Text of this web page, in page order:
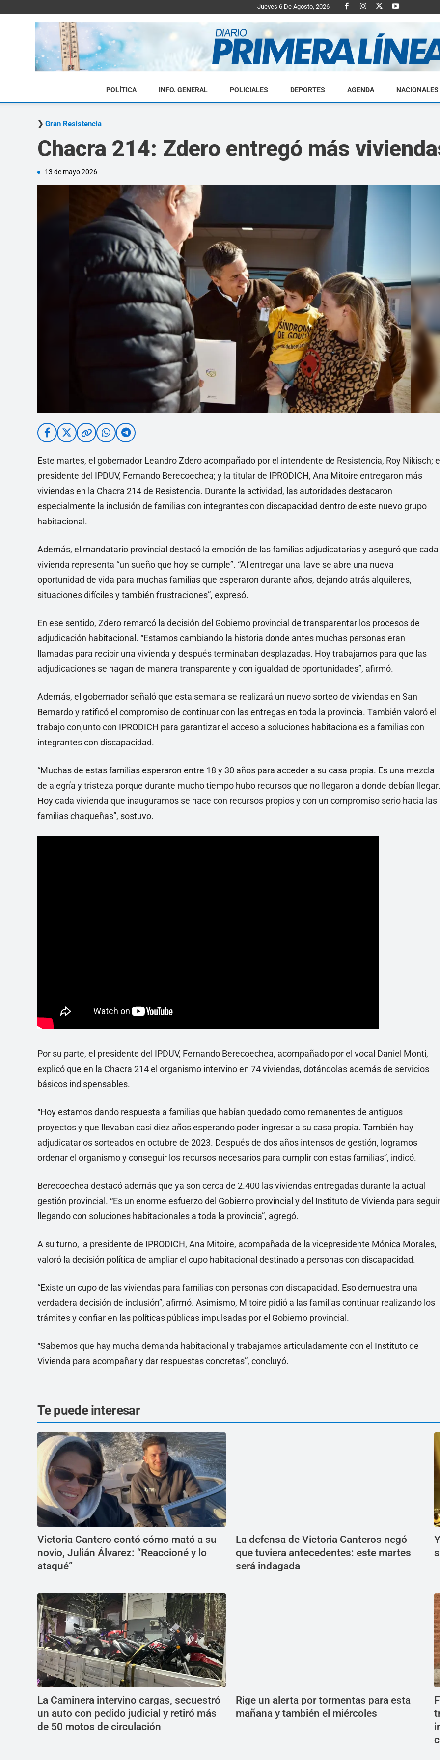
Jueves 6 De Agosto, 2026
Diario
Linea
POLÍTICA INFO. GENERAL POLICIALES DEPORTES AGENDA NACIONALES
Gran Resistencia
Chacra 214: Zdero entregó más
13 de mayo 2026
Este martes, el gobernador Leandro Zdero acompañado por el intendente de Resistencia, Roy Nikisch;
presidente del IPDUV, Fernando Berecoechea; y la titular de IPRODICH, Ana Mitoire entregaron más
viviendas en la Chacra 214 de Resistencia. Durante la actividad, las autoridades destacaron
especialmente la inclusión de familias con integrantes con discapacidad dentro de este nuevo grupo
habitacional.
Además, el mandatario provincial destacó la emoción de las familias adjudicatarias y aseguró que cada
vivienda representa “un sueño que hoy se cumple”. “Al entregar una llave se abre una nueva
oportunidad de vida para muchas familias que esperaron durante años, dejando atrás alquileres,
situaciones difíciles y también frustraciones”, expresó.
En ese sentido, Zdero remarcó la decisión del Gobierno provincial de transparentar los procesos de
adjudicación habitacional. “Estamos cambiando la historia donde antes muchas personas eran
llamadas para recibir una vivienda y después terminaban desplazadas. Hoy trabajamos para que las
adjudicaciones se hagan de manera transparente y con igualdad de oportunidades”, afirmó.
Además, el gobernador señaló que esta semana se realizará un nuevo sorteo de viviendas en San
Bernardo y ratificó el compromiso de continuar con las entregas en toda la provincia. También valoró el
trabajo conjunto con IPRODICH para garantizar el acceso a soluciones habitacionales a familias con
integrantes con discapacidad.
“Muchas de estas familias esperaron entre 18 y 30 años para acceder a su casa propia. Es una mezcla
de alegría y tristeza porque durante mucho tiempo hubo recursos que no llegaron a donde debían llegar.
Hoy cada vivienda que inauguramos se hace con recursos propios y con un compromiso serio hacia las
familias chaqueñas”, sostuvo.
Por su parte, el presidente del IPDUV, Fernando Berecoechea, acompañado por el vocal Daniel Monti,
explicó que en la Chacra 214 el organismo intervino en 74 viviendas, dotándolas además de servicios
básicos indispensables.
“Hoy estamos dando respuesta a familias que habían quedado como remanentes de antiguos
proyectos y que llevaban casi diez años esperando poder ingresar a su casa propia. También hay
adjudicatarios sorteados en octubre de 2023. Después de dos años intensos de gestión, logramos
ordenar el organismo y conseguir los recursos necesarios para cumplir con estas familias”, indicó.
Berecoechea destacó además que ya son cerca de 2.400 las viviendas entregadas durante la actual
gestión provincial. “Es un enorme esfuerzo del Gobierno provincial y del Instituto de Vivienda para seguir
llegando con soluciones habitacionales a toda la provincia”, agregó.
A su turno, la presidente de IPRODICH, Ana Mitoire, acompañada de la vicepresidente Mónica Morales,
valoró la decisión política de ampliar el cupo habitacional destinado a personas con discapacidad.
“Existe un cupo de las viviendas para familias con personas con discapacidad. Eso demuestra una
verdadera decisión de inclusión”, afirmó. Asimismo, Mitoire pidió a las familias continuar realizando los
trámites y confiar en las políticas públicas impulsadas por el Gobierno provincial.
“Sabemos que hay mucha demanda habitacional y trabajamos articuladamente con el Instituto de
Vivienda para acompañar y dar respuestas concretas”, concluyó.
Te puede interesar
Victoria Cantero contó cómo mató a su
novio, Julián Álvarez: “Reaccioné y lo
ataqué”
La defensa de Victoria Canteros negó
que tuviera antecedentes: este martes
será indagada
La Caminera intervino cargas, secuestró
un auto con pedido judicial y retiró más
de 50 motos de circulación
Rige un alerta por tormentas para esta
mañana y también el miércoles